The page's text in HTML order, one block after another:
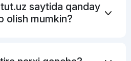
saytida qanday
olish mumkin?